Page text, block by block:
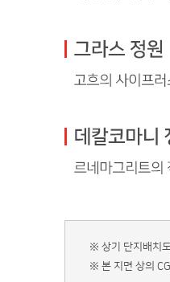
※ 상기 단지배치
※ 본 지면 상의